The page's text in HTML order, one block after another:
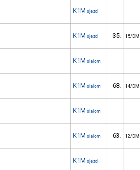
K1M sjezd
K1M sjezd 35. 15/DM
K1M slalom
K1M slalom 68. 14/DM
K1M slalom
K1M slalom 63. 12/DM
K1M sjezd